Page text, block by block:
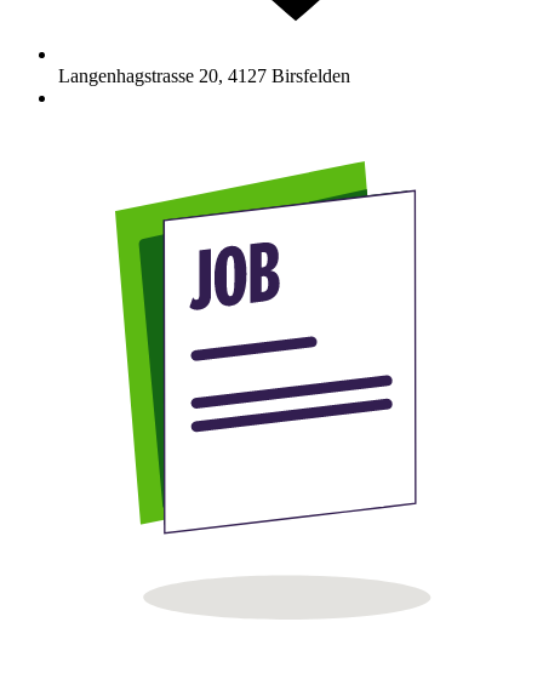
Langenhagstrasse 20, 4127 Birsfelden